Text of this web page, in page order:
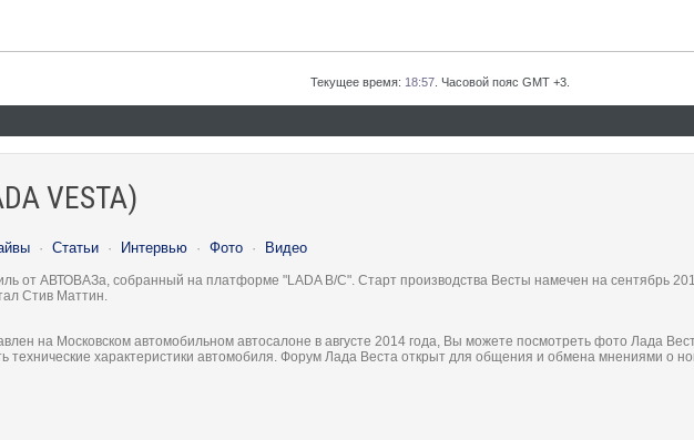
Текущее время: 18:57 . Часовой пояс GMT +3.
VESTA)
· Статьи · Интервью · Фото · Видео
от АВТОВАЗа, собранный на платформе "LADA B/C". Старт производства Весты намечен на сентябрь
Стив Маттин.
на Московском автомобильном автосалоне в августе 2014 года, Вы можете посмотреть фото Лада
технические характеристики автомобиля. Форум Лада Веста открыт для общения и обмена мнениями о